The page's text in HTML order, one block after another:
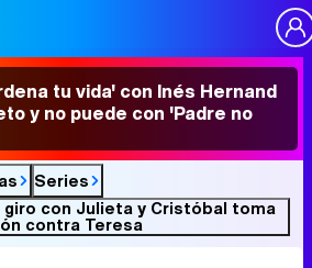
tu vida' con Inés Hernand
y no puede con 'Padre no
Series
giro con Julieta y Cristóbal toma
contra Teresa